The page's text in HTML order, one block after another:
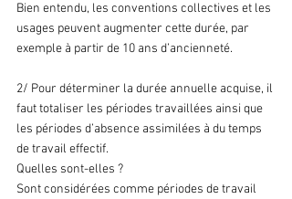
Bien entendu, les conventions collectives et les
usages peuvent augmenter cette durée, par
exemple à partir de 10 ans d’ancienneté.
2/ Pour déterminer la durée annuelle acquise, il
faut totaliser les périodes travaillées ainsi que
les périodes d’absence assimilées à du temps
de travail effectif.
Quelles sont-elles ?
Sont considérées comme périodes de travail